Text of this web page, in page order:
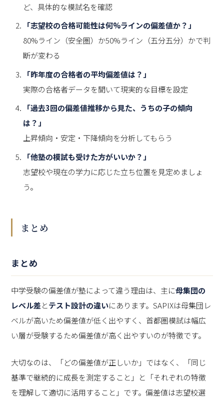
ど、具体的な模試名を確認
「志望校の合格可能性は何%ラインの偏差値か？」
80%ライン（安全圏）か50%ライン（五分五分）かで判
断が変わる
「昨年度の合格者の平均偏差値は？」
実際の合格者データを聞いて現実的な目標を設定
「過去3回の偏差値推移から見た、うちの子の傾向
は？」
上昇傾向・安定・下降傾向を分析してもらう
「他塾の模試も受けた方がいいか？」
志望校や現在の学力に応じた立ち位置を見定めましょ
う。
まとめ
まとめ
中学受験の偏差値が塾によって違う理由は、主に母集団の
レベル差とテスト設計の違いにあります。SAPIXは母集団レ
ベルが高いため偏差値が低く出やすく、首都圏模試は幅広
い層が受験するため偏差値が高く出やすいのが特徴です。
大切なのは、「どの偏差値が正しいか」ではなく、「同じ
基準で継続的に成長を測定すること」と「それぞれの特徴
を理解して適切に活用すること」です。偏差値は志望校選